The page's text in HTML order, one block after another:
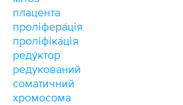
плацента
проліфера́ція
проліфіка́ція
реду́ктор
редукований
соматичний
хромосома